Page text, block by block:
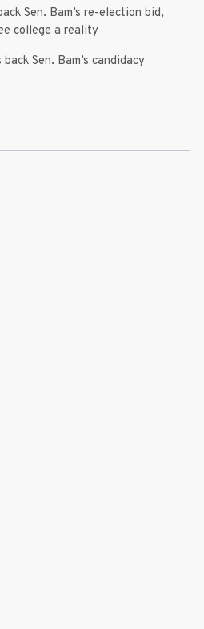
Sen. Bam’s re-election bid,
college a reality
Sen. Bam’s candidacy